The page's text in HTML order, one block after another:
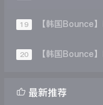
19
20
 最新推荐